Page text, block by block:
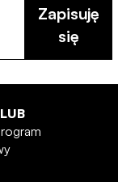
Zapisuję
się